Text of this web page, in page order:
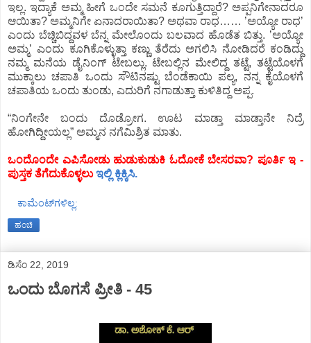
ಇಲ್ಲ. ಇದ್ಯಾಕೆ ಅಮ್ಮ ಹೀಗೆ ಒಂದೇ ಸಮನೆ ಕೂಗುತ್ತಿದ್ದಾರೆ? ಅಪ್ಪನಿಗೇನಾದರೂ
ಆಯಿತಾ? ಅಮ್ಮನಿಗೇ ಏನಾದರಾಯಿತಾ? ಅಥವಾ ರಾಧ…… ʼಅಯ್ಯೋ ರಾಧʼ
ಎಂದು ಬೆಚ್ಚಿಬಿದ್ದವಳ ಬೆನ್ನ ಮೇಲೊಂದು ಬಲವಾದ ಹೊಡೆತ ಬಿತ್ತು. ʼಅಯ್ಯೋ
ಅಮ್ಮʼ ಎಂದು ಕೂಗಿಕೊಳ್ಳುತ್ತಾ ಕಣ್ಣು ತೆರೆದು ಅಗಲಿಸಿ ನೋಡಿದರೆ ಕಂಡಿದ್ದು
ನಮ್ಮ ಮನೆಯ ಡೈನಿಂಗ್‌ ಟೇಬಲ್ಲು. ಟೇಬಲ್ಲಿನ ಮೇಲಿದ್ದ ತಟ್ಟೆ, ತಟ್ಟೆಯೊಳಗೆ
ಮುಕ್ಕಾಲು ಚಪಾತಿ ಒಂದು ಸೌಟಿನಷ್ಟು ಬೆಂಡೆಕಾಯಿ ಪಲ್ಯ, ನನ್ನ ಕೈಯೊಳಗೆ
ಚಪಾತಿಯ ಒಂದು ತುಂಡು, ಎದುರಿಗೆ ನಗಾಡುತ್ತಾ ಕುಳಿತಿದ್ದ ಅಪ್ಪ.
“ನಿಂಗೇನೇ ಬಂದು ದೊಡ್ರೋಗ. ಊಟ ಮಾಡ್ತಾ ಮಾಡ್ತಾನೇ ನಿದ್ರೆ
ಹೋಗಿದ್ದೀಯಲ್ಲ” ಅಮ್ಮನ ನಗೆಮಿಶ್ರಿತ ಮಾತು.
ಒಂದೊಂದೇ ಎಪಿಸೋಡು ಹುಡುಕುಡುಕಿ ಓದೋಕೆ ಬೇಸರವಾ? ಪೂರ್ತಿ ಇ -
ಪುಸ್ತಕ ತೆಗೆದುಕೊಳ್ಳಲುಇಲ್ಲಿ ಕ್ಲಿಕ್ಕಿಸಿ.
ಕಾಮೆಂಟ್‌ಗಳಿಲ್ಲ:
ಹಂಚಿ
ಡಿಸೆಂ 22, 2019
ಒಂದು ಬೊಗಸೆ ಪ್ರೀತಿ - 45